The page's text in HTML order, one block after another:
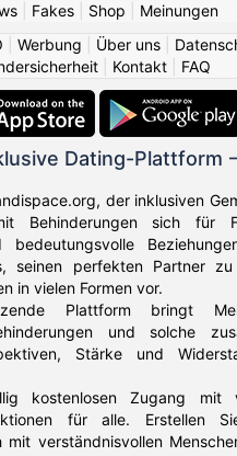
| Fakes| Shop
Meinungen
Werbung Über uns
Kontakt FAQ
Dating-Plattform
der inklusiven
Behinderungen sich für
bedeutungsvolle
seinen perfekten Partner
in vielen Formen vor.
Plattform bringt
und solche
Stärke und
kostenlosen Zugang mit
für alle. Erstellen
mit verständnisvollen